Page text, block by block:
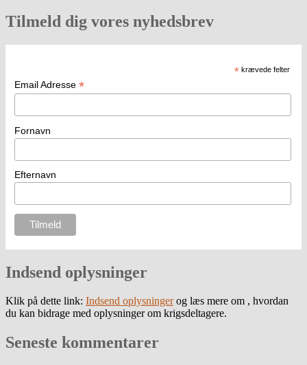
Tilmeld dig vores nyhedsbrev
* krævede felter
Email Adresse *
Fornavn
Efternavn
Indsend oplysninger
Klik på dette link: Indsend oplysningerog læs mere om , hvordan
du kan bidrage med oplysninger om krigsdeltagere.
Seneste kommentarer